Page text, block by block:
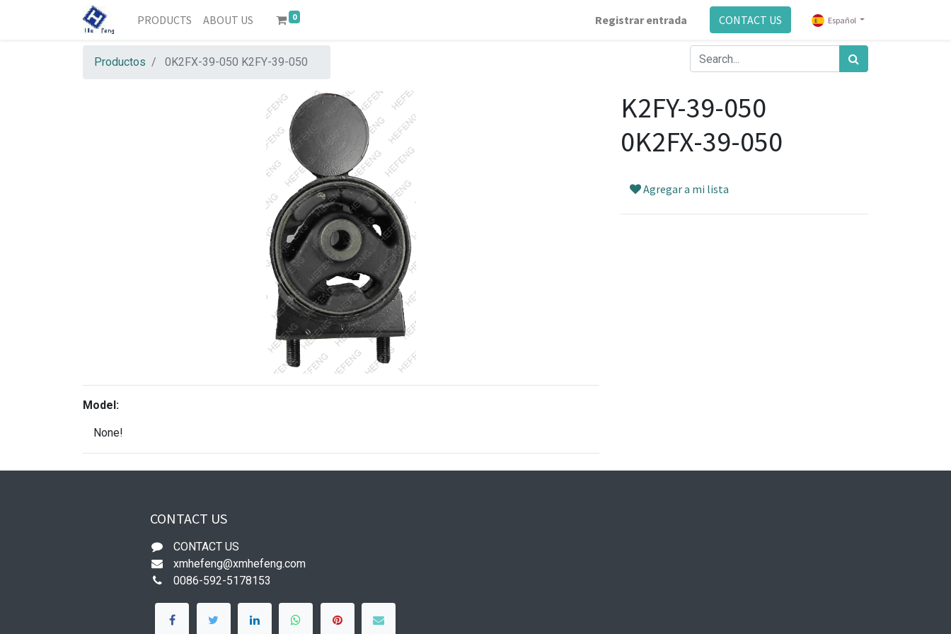
PRODUCTS ABOUT US 0 Registrar entrada CONTACT US Español
Productos 0K2FX-39-050 K2FY-39-050
Model:
None!
K2FY-39-050
0K2FX-39-050
Agregar a mi lista
CONTACT US
CONTACT US
xmhefeng@xmhefeng.com
0086-592-5178153